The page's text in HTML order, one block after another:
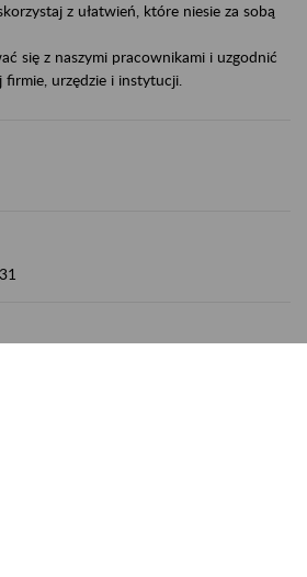
z ułatwień, które niesie za sobą
się z naszymi pracownikami i uzgodnić
urzędzie i instytucji.